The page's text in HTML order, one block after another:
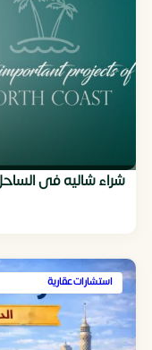
شراء شاليه فى
استشارات عقارية